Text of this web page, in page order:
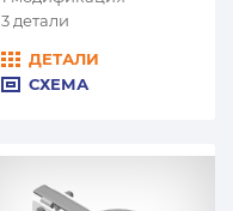
3 детали
ДЕТАЛИ
СХЕМА